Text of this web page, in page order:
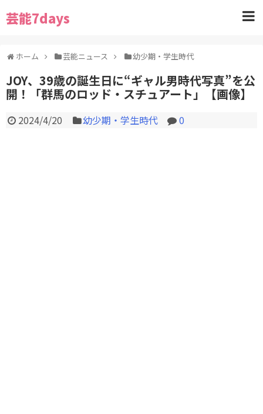
芸能7days
ホーム 芸能ニュース 幼少期・学生時代
JOY、39歳の誕生日に“ギャル男時代写真”を公
開！「群馬のロッド・スチュアート」【画像】
2024/4/20 幼少期・学生時代 0